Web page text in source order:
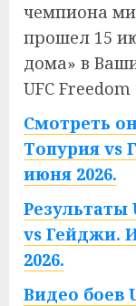
чемпиона
прошел 15
дома» в
UFC
Смотреть
Топурия vs
июня 2026.
Результаты
vs Гейджи.
2026.
Видео боев